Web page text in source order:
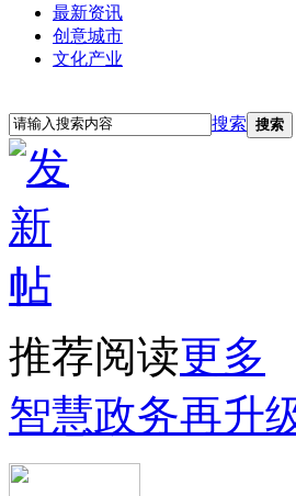
最新资讯
创意城市
文化产业
搜索 搜索
推荐阅读更多
智慧政务再升